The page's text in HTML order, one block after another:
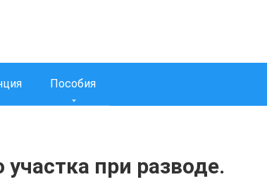
Пособия
при разводе.